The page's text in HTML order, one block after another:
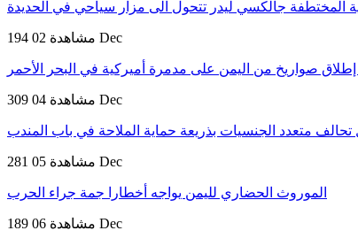
المختطفة جالكسي ليدر تتحول الى مزار سياحي في الحديدة
194 مشاهدة 02 Dec
إطلاق صواريخ من اليمن على مدمرة أميركية في البحر الأحمر
309 مشاهدة 04 Dec
تحالف متعدد الجنسيات بذريعة حماية الملاحة في باب المندب
281 مشاهدة 05 Dec
الموروث الحضاري لليمن يواجه أخطارا جمة جراء الحرب
189 مشاهدة 06 Dec